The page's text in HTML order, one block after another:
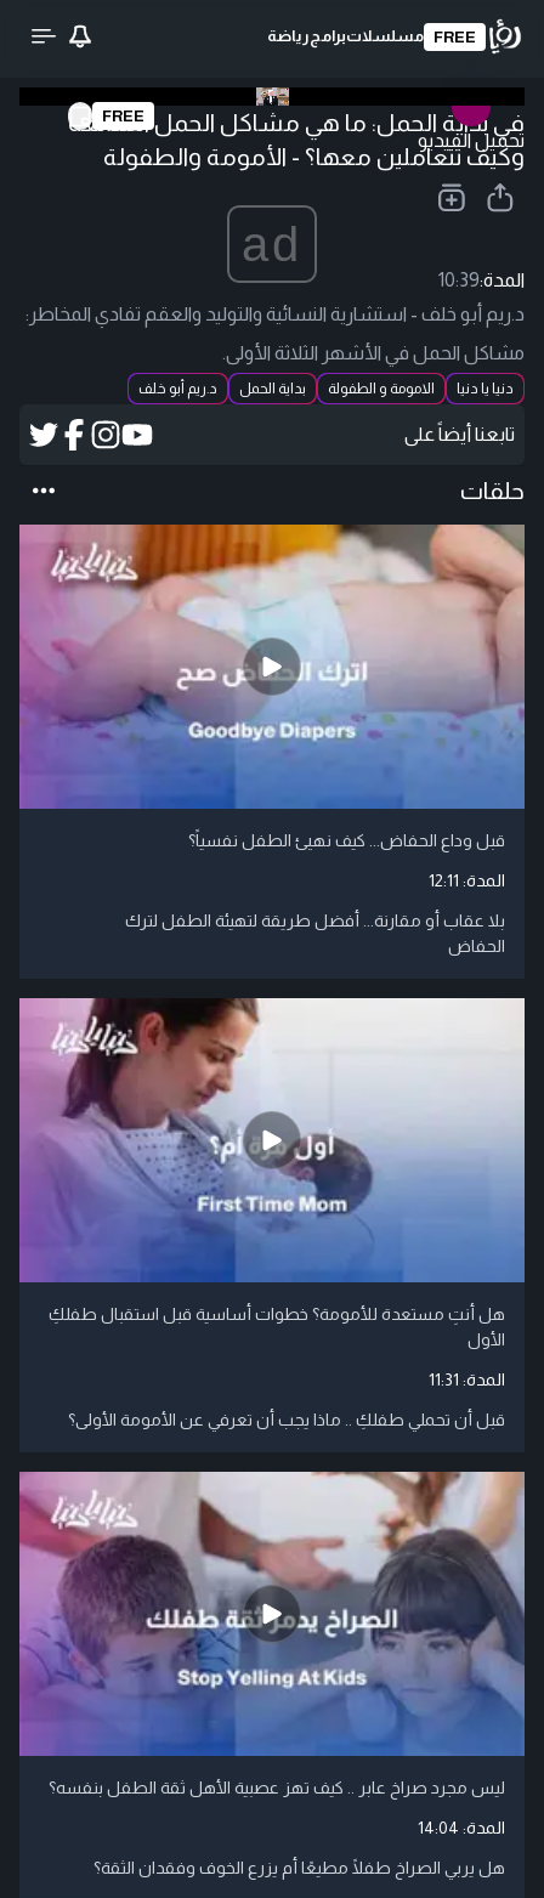
FREE مسلسلاتبرامج رياضة
تحميل الفيديو
FREE
في بداية الحمل: ما هي مشاكل الحمل الشائعة
وكيف تتعاملين معها؟ - الأمومة والطفولة
ad
المدة:10:39
د.ريم أبو خلف - استشارية النسائية والتوليد والعقم تفادي المخاطر:
مشاكل الحمل في الأشهر الثلاثة الأولى.
دنيا يا دنيا الامومة و الطفولة بداية الحمل د.ريم أبو خلف
تابعنا أيضاً على
حلقات
قبل وداع الحفاض... كيف نهيئ الطفل نفسياً؟
المدة: 12:11
بلا عقاب أو مقارنة... أفضل طريقة لتهيئة الطفل لترك
الحفاض
هل أنتِ مستعدة للأمومة؟ خطوات أساسية قبل استقبال طفلكِ
الأول
المدة: 11:31
قبل أن تحملي طفلكِ .. ماذا يجب أن تعرفي عن الأمومة الأولى؟
ليس مجرد صراخ عابر .. كيف تهز عصبية الأهل ثقة الطفل بنفسه؟
المدة: 14:04
هل يربي الصراخ طفلًا مطيعًا أم يزرع الخوف وفقدان الثقة؟